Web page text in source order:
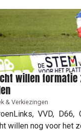
willen formatie
& Verkiezingen
VVD,
willen nog voor het